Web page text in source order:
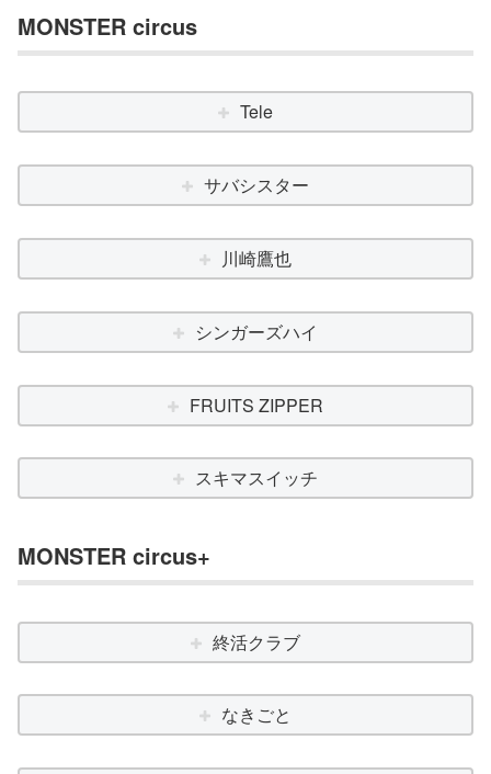
MONSTER circus
Tele
サバシスター
川崎鷹也
シンガーズハイ
FRUITS ZIPPER
スキマスイッチ
MONSTER circus+
終活クラブ
なきごと